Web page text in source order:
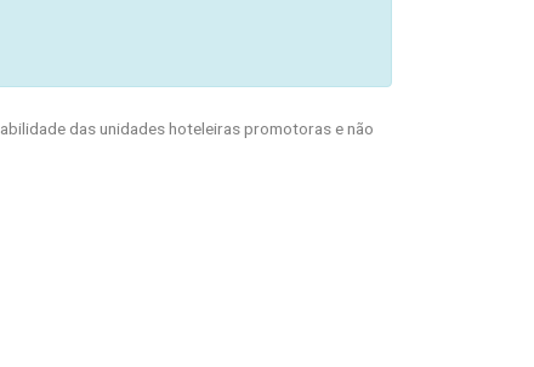
das unidades hoteleiras promotoras e não